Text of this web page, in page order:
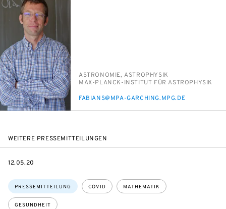
PERSON_RESEARCH_SUBJECT
AS­TRO­NO­MIE, AS­TRO­PHY­SIK
INSTITUTION
MAX-PLANCK-IN­STI­TUT FÜR AS­TRO­PHY­SIK
E-
FA­BI­ANS@MPA-GAR­CHING.MPG.DE
WEITERE PRESSEMITTEILUNGEN
Themen:
PRESSEMITTEILUNG COVID MATHEMATIK
GESUNDHEIT
DATE
12.05.20